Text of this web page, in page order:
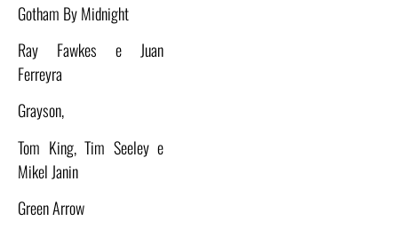
Gotham By Midnight
Ray Fawkes e Juan
Ferreyra
Grayson,
Tom King, Tim Seeley e
Mikel Janin
Green Arrow